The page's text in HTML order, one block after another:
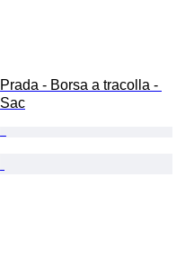
Prada - Borsa a tracolla -
Sac